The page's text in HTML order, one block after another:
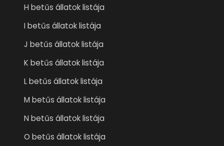
H betűs állatok listája
I betűs állatok listája
J betűs állatok listája
K betűs állatok listája
L betűs állatok listája
M betűs állatok listája
N betűs állatok listája
O betűs állatok listája